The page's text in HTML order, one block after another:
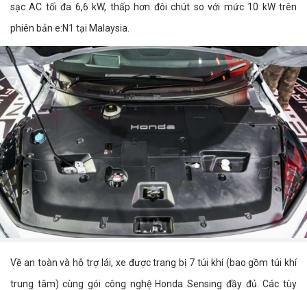
sạc AC tối đa 6,6 kW, thấp hơn đôi chút so với mức 10 kW trên
phiên bản e:N1 tại Malaysia.
Về an toàn và hỗ trợ lái, xe được trang bị 7 túi khí (bao gồm túi khí
trung tâm) cùng gói công nghệ Honda Sensing đầy đủ. Các tùy